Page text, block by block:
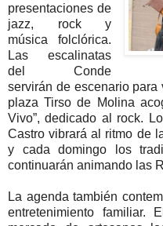
presentaciones de
jazz, rock y
música folclórica.
Las escalinatas
del Conde
servirán de escenario
plaza Tirso de Molina
Vivo”, dedicado al rock.
Castro vibrará al ritmo de
y cada domingo los
continuarán animando las
La agenda también
entretenimiento familiar.